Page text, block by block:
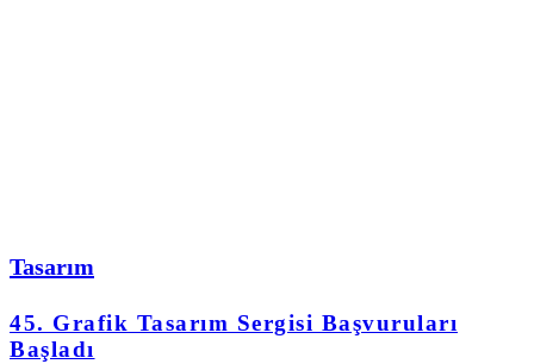
Tasarım
45. Grafik Tasarım Sergisi Başvuruları
Başladı